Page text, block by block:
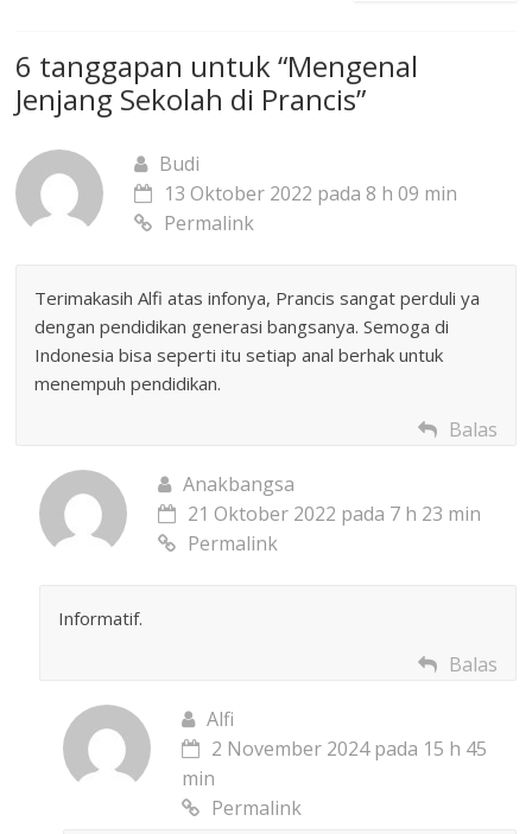
6 tanggapan untuk “Mengenal
Jenjang Sekolah di Prancis”
Budi
13 Oktober 2022 pada 8 h 09 min
Permalink
Terimakasih Alfi atas infonya, Prancis sangat perduli ya
dengan pendidikan generasi bangsanya. Semoga di
Indonesia bisa seperti itu setiap anal berhak untuk
menempuh pendidikan.
Balas
Anakbangsa
21 Oktober 2022 pada 7 h 23 min
Permalink
Informatif.
Balas
Alfi
2 November 2024 pada 15 h 45
min
Permalink